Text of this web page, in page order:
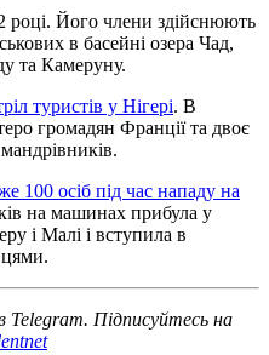
році. Його члени здійснюють
в басейні озера Чад,
та Камеруну.
туристів у Нігері. В
громадян Франції та двоє
100 осіб під час нападу на
на машинах прибула у
і Малі і вступила в
Telegram. Підписуйтесь на